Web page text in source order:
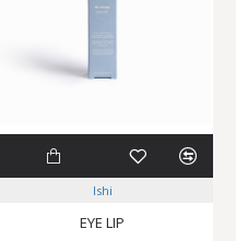
Ishi
EYE LIP